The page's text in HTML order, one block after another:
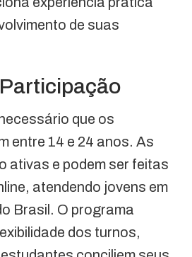
de suas
que os
entre 14 e 24 anos. As
ativas e podem ser feitas
atendendo jovens em
Brasil. O programa
dos turnos,